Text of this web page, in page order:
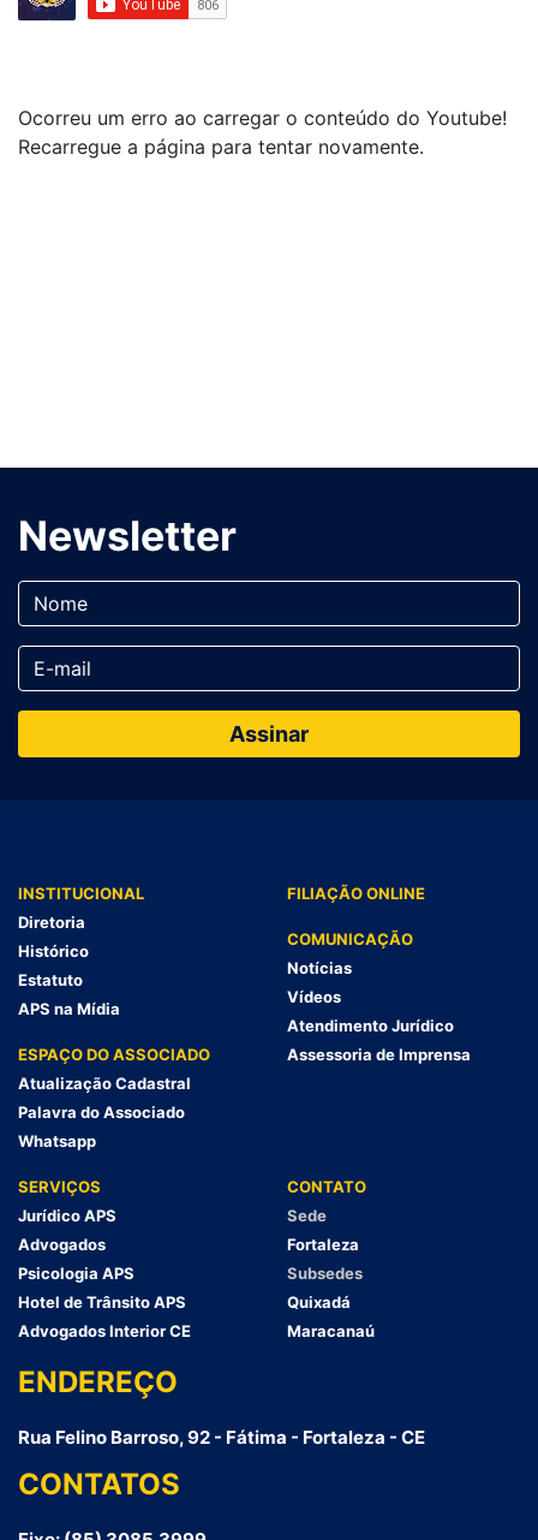
Ocorreu um erro ao carregar o conteúdo do Youtube!
Recarregue a página para tentar novamente.
Newsletter
INSTITUCIONAL
Diretoria
Histórico
Estatuto
APS na Mídia
ESPAÇO DO ASSOCIADO
Atualização Cadastral
Palavra do Associado
Whatsapp
FILIAÇÃO ONLINE
COMUNICAÇÃO
Notícias
Vídeos
Atendimento Jurídico
Assessoria de Imprensa
SERVIÇOS
Jurídico APS
Advogados
Psicologia APS
Hotel de Trânsito APS
Advogados Interior CE
CONTATO
Sede
Fortaleza
Subsedes
Quixadá
Maracanaú
ENDEREÇO
Rua Felino Barroso, 92 - Fátima - Fortaleza - CE
CONTATOS